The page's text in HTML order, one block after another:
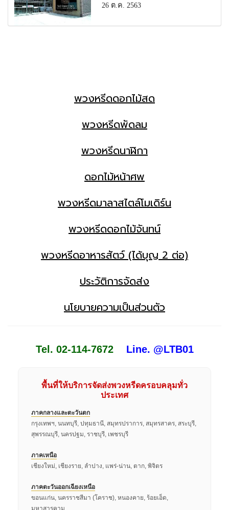
26 ต.ค. 2563
พวงหรีดดอกไม้สด
พวงหรีดพัดลม
พวงหรีดนาฬิกา
ดอกไม้หน้าศพ
พวงหรีดมาลาสไตล์โมเดิร์น
พวงหรีดดอกไม้จันทน์
พวงหรีดอาหารสัตว์ (ได้บุญ 2 ต่อ)
ประวัติการจัดส่ง
นโยบายความเป็นส่วนตัว
Tel. 02-114-7672 Line. @LTB01
พื้นที่ให้บริการจัดส่งพวงหรีดครอบคลุมทั่ว
ประเทศ
ภาคกลางและตะวันตก
กรุงเทพฯ, นนทบุรี, ปทุมธานี, สมุทรปราการ, สมุทรสาคร, สระบุรี,
สุพรรณบุรี, นครปฐม, ราชบุรี, เพชรบุรี
ภาคเหนือ
เชียงใหม่, เชียงราย, ลำปาง, แพร่-น่าน, ตาก, พิจิตร
ภาคตะวันออกเฉียงเหนือ
ขอนแก่น, นครราชสีมา (โคราช), หนองคาย, ร้อยเอ็ด,
มหาสารคาม